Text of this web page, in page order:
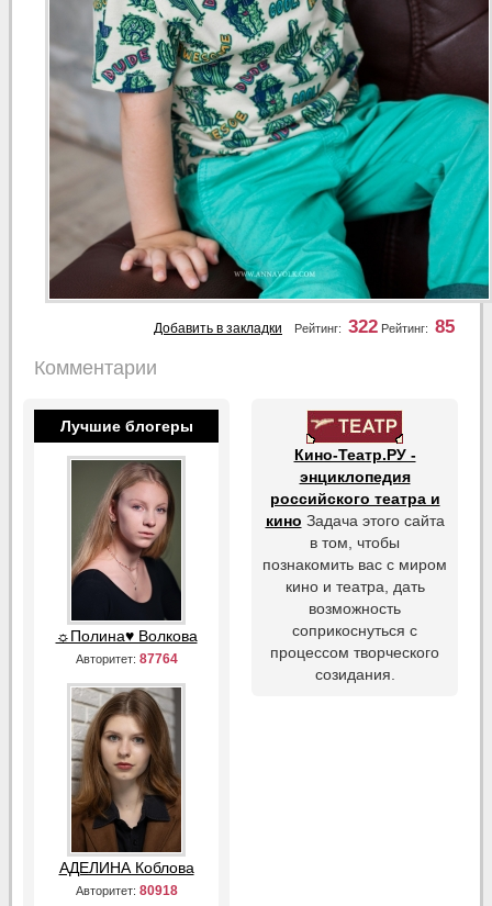
Рейтинг: 85
Рейтинг: 322
Добавить в закладки
Комментарии
Лучшие блогеры
☼Полина♥ Волкова
Авторитет: 87764
АДЕЛИНА Коблова
Авторитет: 80918
Кино-Театр.РУ -
энциклопедия
российского театра и
кино Задача этого сайта
в том, чтобы
познакомить вас с миром
кино и театра, дать
возможность
соприкоснуться с
процессом творческого
созидания.